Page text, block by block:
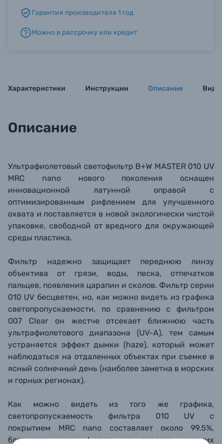
Б/У фототехника (Комиссионные товары)
Гарантия производителя 1 год
Можно в рассрочку или кредит
Характеристики Инструкции Описание
Описание
Ультрафиолетовый светофильтр B+W MASTER 010 UV
MRC nano нового поколения оснащен
инновационной латунной оправой с
оптимизированным рифлением для улучшенного
охвата и поставляется в новой экологически чистой
упаковке, свободной от вредного для окружающей
среды пластика.
Фильтр надежно защищает переднюю линзу
объектива от грязи, воды, песка, отпечатков
пальцев, появления царапин и сколов. Фильтр серии
010 UV бесцветен, но, как можно видеть из графика
светопропускаемости, по сравнению с фильтром
007 Clear он жестче отсекает ближнюю часть
ультрафиолетового диапазона (UV-A), тем самым
устраняется эффект дымки (haze), который может
наблюдаться на отдаленных объектах при съемке в
ясный солнечный день (наиболее заметна в морских
и горных регионах).
Как можно видеть из того же графика,
светопропускаемость фильтра 010 UV с
покрытием MRC nano составляет около 99.5%,
благодаря чему фильтр не создает никаких